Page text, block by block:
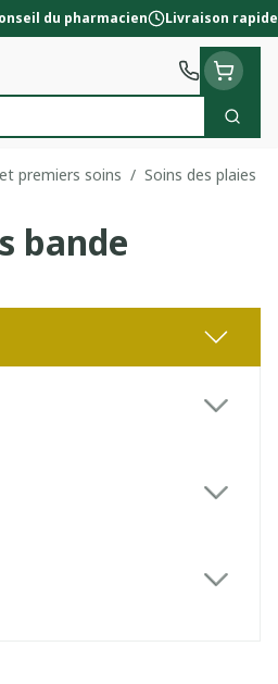
du pharmacien Livraison rapide
premiers soins / Soins des plaies
bande